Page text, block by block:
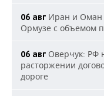
06 авг Иран и Оман
Ормузе с объемом
06 авг Оверчук: РФ
расторжении
дороге